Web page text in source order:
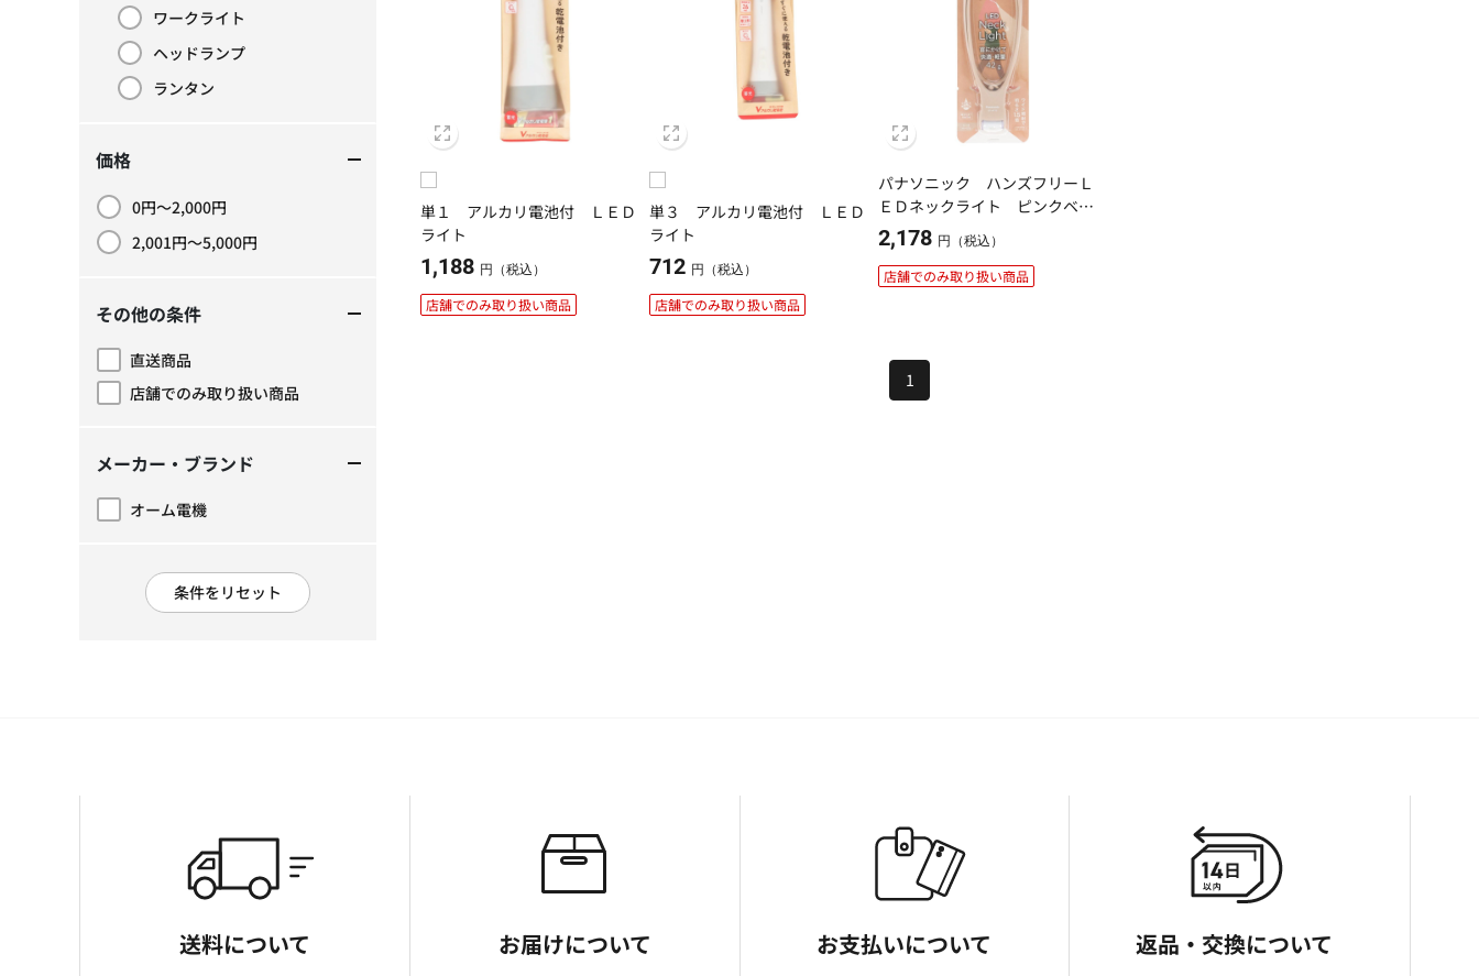
ワークライト
カテゴリーで絞り込み: ワークライト
ヘッドランプ
カテゴリーで絞り込み: ヘッドランプ
ランタン
カテゴリーで絞り込み: ランタン
価格
0円～2,000円
価格で絞り込み: 0円～2,000円
2,001円～5,000円
価格で絞り込み: 2,001円～5,000円
その他の条件
直送商品
その他の条件で絞り込み: 直送商品
店舗でのみ取り扱い商品
その他の条件で絞り込み: 店舗でのみ取り扱い商品
メーカー・ブランド
オーム電機
メーカー・ブランドで絞り込み: オーム電機
条件をリセット
単１ アルカリ電池付 ＬＥＤ
ライト
1,188 円（税込）
店舗でのみ取り扱い商品
単３ アルカリ電池付 ＬＥＤ
ライト
712 円（税込）
店舗でのみ取り扱い商品
パナソニック ハンズフリーＬ
ＥＤネックライト ピンクベー
ジュ ＬＥＤネックライト
2,178 円（税込）
店舗でのみ取り扱い商品
1
送料について お届けについて お支払いについて 返品・交換について